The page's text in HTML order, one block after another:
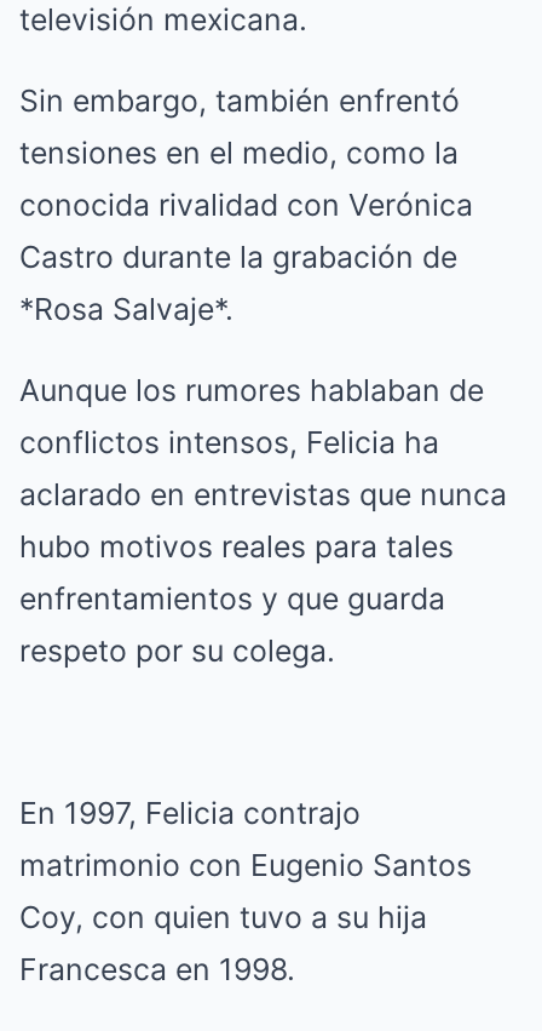
televisión mexicana.
Sin embargo, también enfrentó
tensiones en el medio, como la
conocida rivalidad con Verónica
Castro durante la grabación de
*Rosa Salvaje*.
Aunque los rumores hablaban de
conflictos intensos, Felicia ha
aclarado en entrevistas que nunca
hubo motivos reales para tales
enfrentamientos y que guarda
respeto por su colega.
En 1997, Felicia contrajo
matrimonio con Eugenio Santos
Coy, con quien tuvo a su hija
Francesca en 1998.